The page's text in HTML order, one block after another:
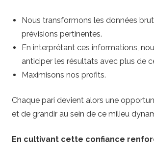
Nous transformons les données
prévisions pertinentes.
En interprétant ces informations,
anticiper les résultats avec plus de
Maximisons nos profits.
Chaque pari devient alors une
et de grandir au sein de ce milieu
En cultivant cette confiance